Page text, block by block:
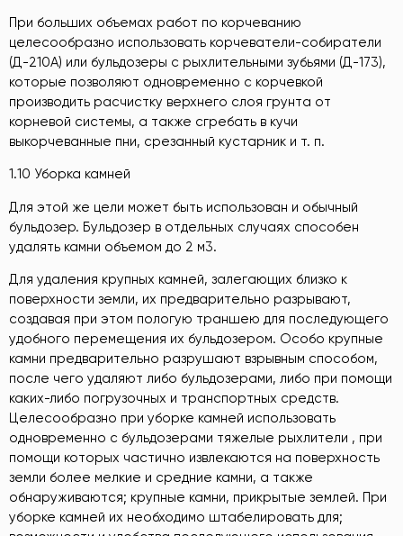
При больших объемах работ по корчеванию
целесообразно использовать корчеватели-собиратели
(Д-210А) или бульдозеры с рыхлительными зубьями (Д-173),
которые позволяют одновременно с корчевкой
производить расчистку верхнего слоя грунта от
корневой системы, а также сгребать в кучи
выкорчеванные пни, срезанный кустарник и т. п.
1.10 Уборка камней
Для этой же цели может быть использован и обычный
бульдозер. Бульдозер в отдельных случаях способен
удалять камни объемом до 2 м3.
Для удаления крупных камней, залегающих близко к
поверхности земли, их предварительно разрывают,
создавая при этом пологую траншею для последующего
удобного перемещения их бульдозером. Особо крупные
камни предварительно разрушают взрывным способом,
после чего удаляют либо бульдозерами, либо при помощи
каких-либо погрузочных и транспортных средств.
Целесообразно при уборке камней использовать
одновременно с бульдозерами тяжелые рыхлители , при
помощи которых частично извлекаются на поверхность
земли более мелкие и средние камни, а также
обнаруживаются; крупные камни, прикрытые землей. При
уборке камней их необходимо штабелировать для;